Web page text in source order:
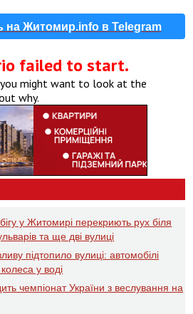
на Житомир.info в Telegram
failed to start.
might want to look at the
why.
у Житомирі перекриють рух біля
та ще дві вулиці
підтопило вулиці: автомобілі
у воді
чемпіонат України з веслування на